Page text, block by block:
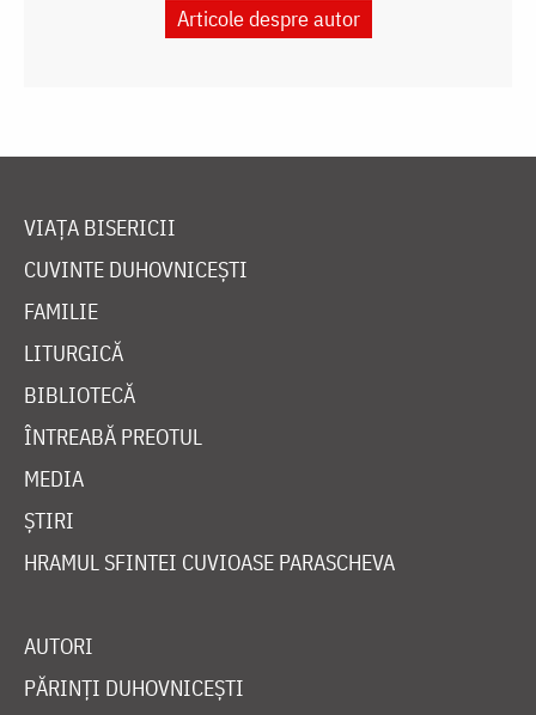
Articole despre autor
VIAȚA BISERICII
CUVINTE DUHOVNICEȘTI
FAMILIE
LITURGICĂ
BIBLIOTECĂ
ÎNTREABĂ PREOTUL
MEDIA
ȘTIRI
HRAMUL SFINTEI CUVIOASE PARASCHEVA
AUTORI
PĂRINȚI DUHOVNICEȘTI